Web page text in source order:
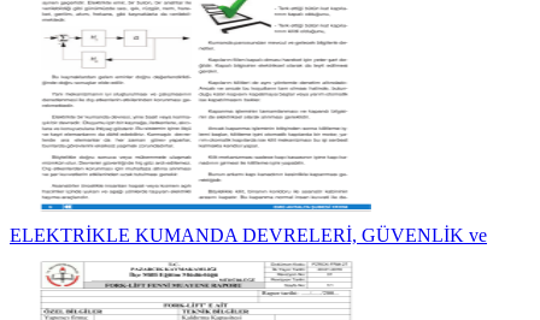
ELEKTRİKLE KUMANDA DEVRELERİ, GÜVENLİK ve